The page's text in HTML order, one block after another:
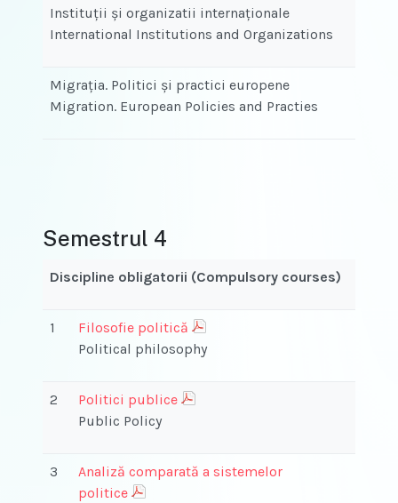
Instituții și organizatii internaționale
International Institutions and Organizations
Migrația. Politici și practici europene
Migration. European Policies and Practies
Semestrul 4
Discipline obligatorii (Compulsory courses)
1
Filosofie politică
Political philosophy
2
Politici publice
Public Policy
3
Analiză comparată a sistemelor
politice